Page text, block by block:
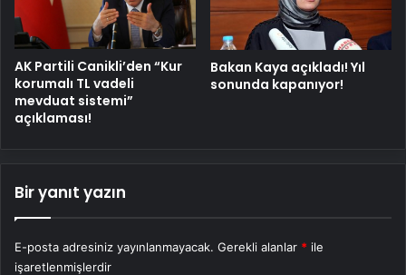
AK Partili Canikli’den “Kur
korumalı TL vadeli
mevduat sistemi”
açıklaması!
Bakan Kaya açıkladı! Yıl
sonunda kapanıyor!
Bir yanıt yazın
E-posta adresiniz yayınlanmayacak. Gerekli alanlar * ile
işaretlenmişlerdir